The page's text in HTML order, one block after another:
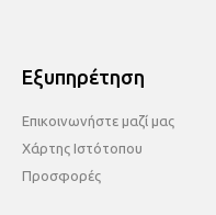
Εξυπηρέτηση
Επικοινωνήστε μαζί μας
Χάρτης Ιστότοπου
Προσφορές